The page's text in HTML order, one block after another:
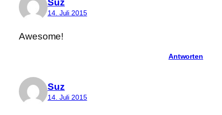
Suz
14. Juli 2015
Awesome!
Antworten
Suz
14. Juli 2015